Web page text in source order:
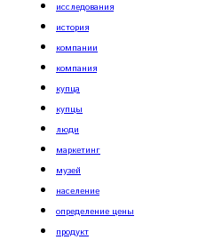
исследования
история
компании
компания
купца
купцы
люди
маркетинг
музей
население
определение цены
продукт